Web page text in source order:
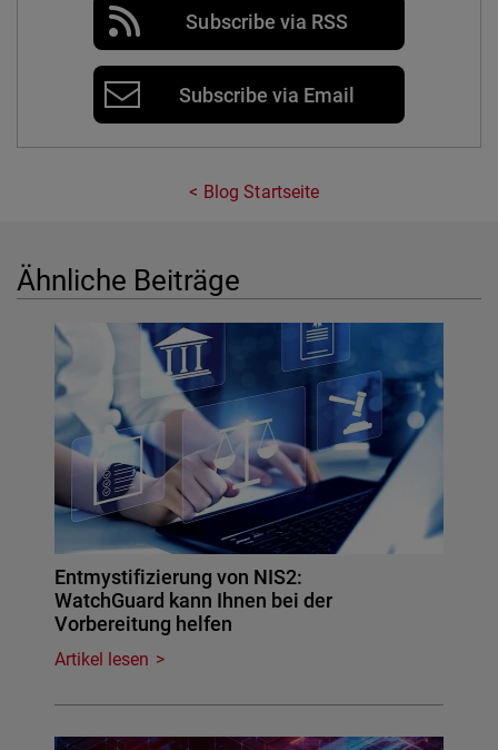
Subscribe via RSS
Subscribe via Email
Blog Startseite
Ähnliche Beiträge
Entmystifizierung von NIS2:
WatchGuard kann Ihnen bei der
Vorbereitung helfen
Artikel lesen